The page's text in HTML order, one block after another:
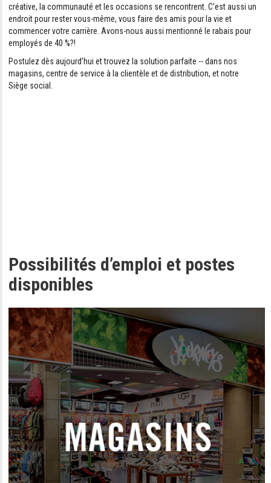
créative, la communauté et les occasions se rencontrent. C’est aussi un
endroit pour rester vous-même, vous faire des amis pour la vie et
commencer votre carrière. Avons-nous aussi mentionné le rabais pour
employés de 40 %?!
Postulez dès aujourd’hui et trouvez la solution parfaite -- dans nos
magasins, centre de service à la clientèle et de distribution, et notre
Siège social.
Possibilités d’emploi et postes
disponibles